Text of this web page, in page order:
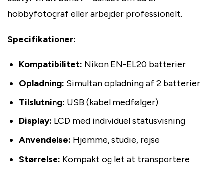
hobbyfotograf eller arbejder professionelt.
Specifikationer:
Kompatibilitet: Nikon EN-EL20 batterier
Opladning: Simultan opladning af 2 batterier
Tilslutning: USB (kabel medfølger)
Display: LCD med individuel statusvisning
Anvendelse: Hjemme, studie, rejse
Størrelse: Kompakt og let at transportere